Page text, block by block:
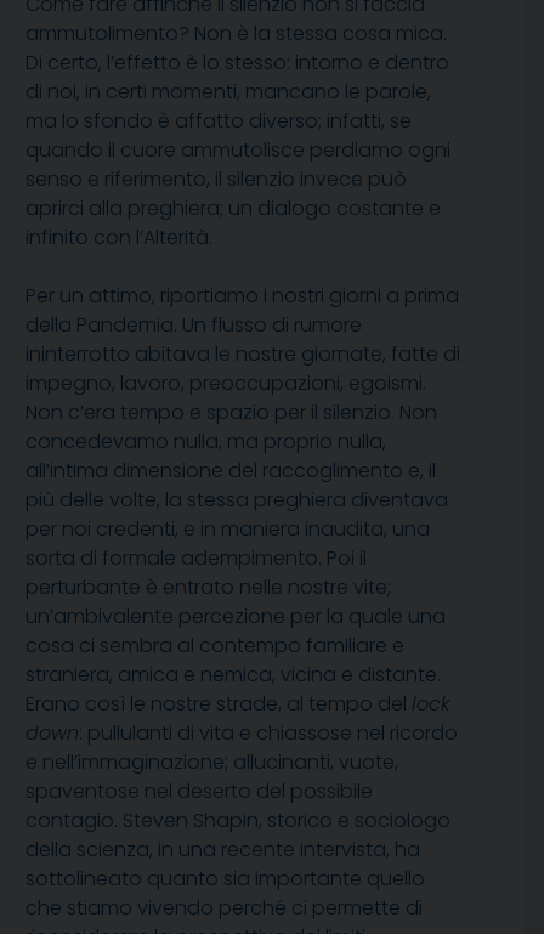
ammutolimento? Non è la stessa cosa mica.
Di certo, l’effetto è lo stesso: intorno e dentro
di noi, in certi momenti, mancano le parole,
ma lo sfondo è affatto diverso; infatti, se
quando il cuore ammutolisce perdiamo ogni
senso e riferimento, il silenzio invece può
aprirci alla preghiera; un dialogo costante e
infinito con l’Alterità.
Per un attimo, riportiamo i nostri giorni a prima
della Pandemia. Un flusso di rumore
ininterrotto abitava le nostre giornate, fatte di
impegno, lavoro, preoccupazioni, egoismi.
Non c’era tempo e spazio per il silenzio. Non
concedevamo nulla, ma proprio nulla,
all’intima dimensione del raccoglimento e, il
più delle volte, la stessa preghiera diventava
per noi credenti, e in maniera inaudita, una
sorta di formale adempimento. Poi il
perturbante è entrato nelle nostre vite;
un’ambivalente percezione per la quale una
cosa ci sembra al contempo familiare e
straniera, amica e nemica, vicina e distante.
Erano così le nostre strade, al tempo del lock
down: pullulanti di vita e chiassose nel ricordo
e nell’immaginazione; allucinanti, vuote,
spaventose nel deserto del possibile
contagio. Steven Shapin, storico e sociologo
della scienza, in una recente intervista, ha
sottolineato quanto sia importante quello
che stiamo vivendo perché ci permette di